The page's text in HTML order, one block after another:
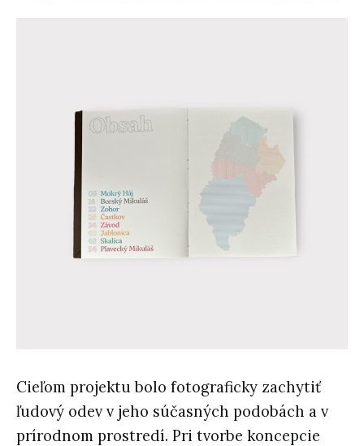
Cieľom projektu bolo fotograficky zachytiť
ľudový odev v jeho súčasných podobách a v
prírodnom prostredí. Pri tvorbe koncepcie